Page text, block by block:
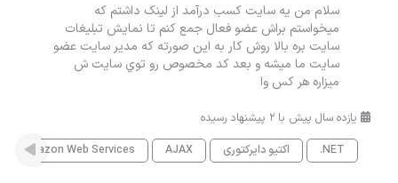
سلام من يه سايت کسب درآمد از لينک داشتم که
ميخواستم براش عضو فعال جمع کنم تا نمايش تبليغات
سايت بره بالا روش کار به اين صورته که مدير سايت عضو
سايت ما ميشه و بعد کد مخصوص رو توي سايت ش
ميزاره هر کس وا
یازده سال پیش با 2 پیشنهاد رسیده
.NET
اکتیو دایرکتوری AJAX
Amazon Web Services